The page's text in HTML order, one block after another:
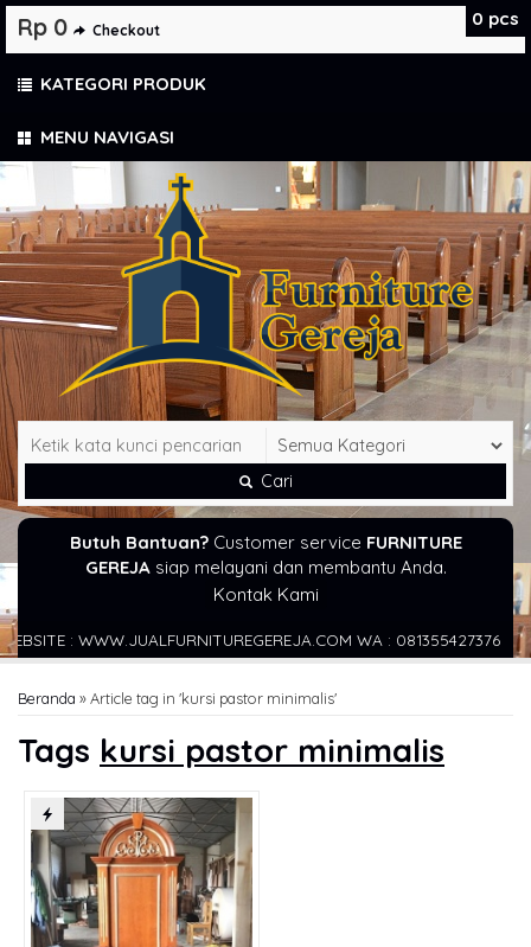
MENU NAVIGASI
Cari
Butuh Bantuan?Customer service FURNITURE
GEREJAsiap melayani dan membantu Anda.
Kontak Kami
: WWW.JUALFURNITUREGEREJA.COM WA : 081355427376
Beranda »Article tag in 'kursi pastor minimalis'
Tags kursi pastor minimalis
0 pcs
Rp 0 Checkout
KATEGORI PRODUK